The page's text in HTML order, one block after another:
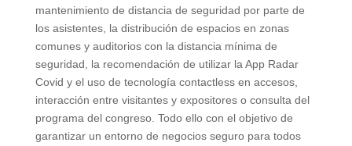
mantenimiento de distancia de seguridad por parte de
los asistentes, la distribución de espacios en zonas
comunes y auditorios con la distancia mínima de
seguridad, la recomendación de utilizar la App Radar
Covid y el uso de tecnología contactless en accesos,
interacción entre visitantes y expositores o consulta del
programa del congreso. Todo ello con el objetivo de
garantizar un entorno de negocios seguro para todos